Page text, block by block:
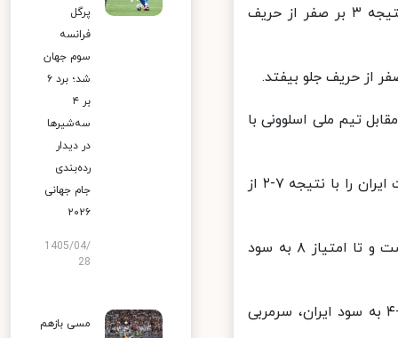
در ابتدای این ست، ملی‌پوشان ایران عملکرد خوبی داشته و توانستند با نتیجه ۳ بر صفر از حریف
تیم ملی اسلوونی با
در امتیاز ۷ به سود ایران، سعید معروف با یک جای خالی بسیار زیبا توانست ایران را با نتیجه ۷-۲ از
سید محمد موسوی در ابتدای این ست، در دفاع روی تور عملکرد خوبی داشت و تا امتیاز ۸ به سود
ایران در ست اول این دیدار عملکرد خوبی داشت به طوری که در امتیاز ۱۰-۴ به سود ایران، سرمربی
پرگل
فرانسه
سوم جهان
شد؛ برد ۶
بر ۴
سه‌شیرها
در دیدار
رده‌بندی
جام جهانی
۲۰۲۶
1405/04/
28
مسی بازهم